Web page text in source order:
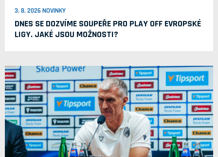
3. 8. 2026 NOVINKY
DNES SE DOZVÍME SOUPEŘE PRO PLAY OFF EVROPSKÉ
LIGY. JAKÉ JSOU MOŽNOSTI?